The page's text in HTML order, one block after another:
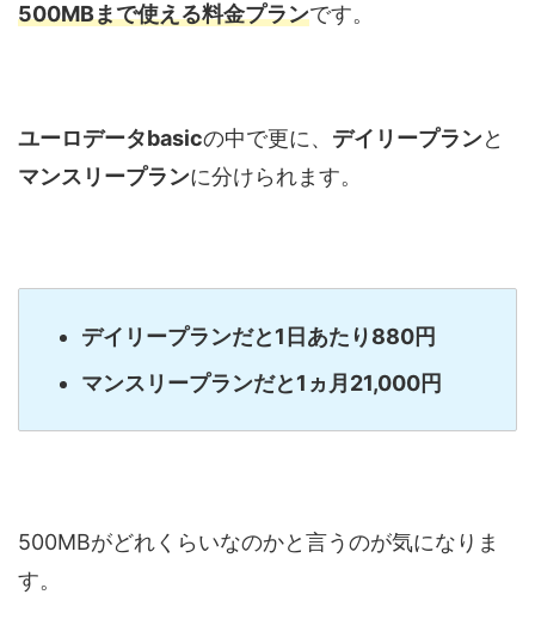
500MBまで使える料金プランです。
ユーロデータbasicの中で更に、 デイリープランと
マンスリープランに分けられます。
デイリープランだと1日あたり880円
マンスリープランだと1ヵ月21,000円
500MBがどれくらいなのかと言うのが気になりま
す。